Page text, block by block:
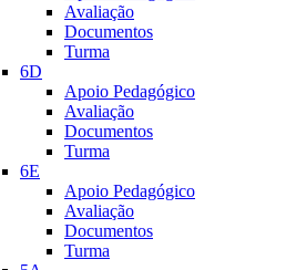
Avaliação
Documentos
Turma
6D
Apoio Pedagógico
Avaliação
Documentos
Turma
6E
Apoio Pedagógico
Avaliação
Documentos
Turma